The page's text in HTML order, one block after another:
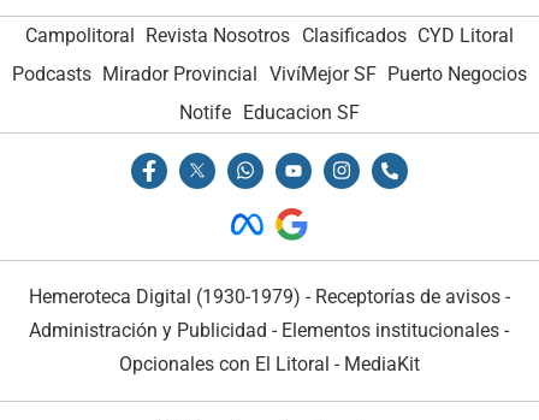
Campolitoral Revista Nosotros Clasificados CYD Litoral
Podcasts Mirador Provincial VivíMejor SF Puerto Negocios
Notife Educacion SF
Hemeroteca Digital (1930-1979) - Receptorías de avisos -
Administración y Publicidad - Elementos institucionales -
Opcionales con El Litoral - MediaKit